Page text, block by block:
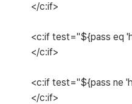
</c:if>
<c:if test="${pass eq
</c:if>
<c:if test="${pass ne
</c:if>